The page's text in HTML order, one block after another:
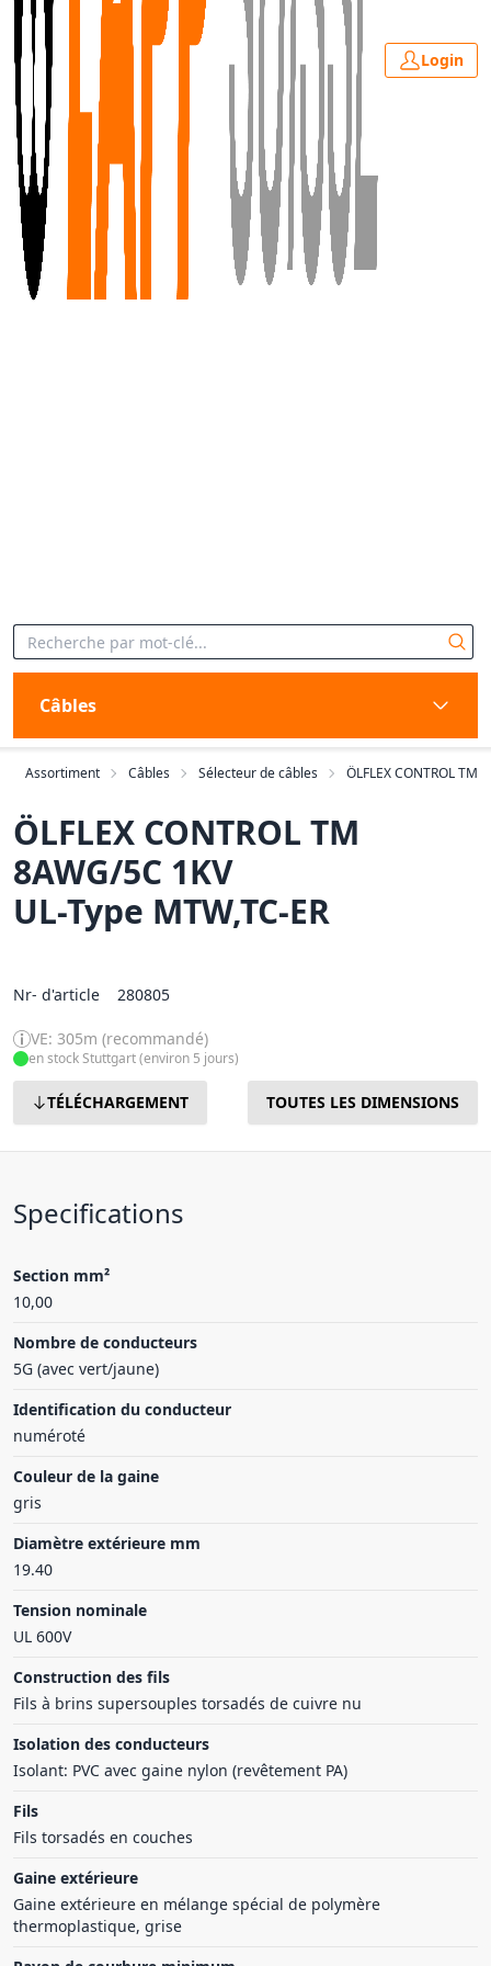
Login
Câbles
Assortiment Câbles Sélecteur de câbles ÖLFLEX CONTROL TM
ÖLFLEX CONTROL TM
8AWG/5C 1KV
UL-Type MTW,TC-ER
Nr- d'article 280805
VE: 305m (recommandé)
en stock Stuttgart (environ 5 jours)
TÉLÉCHARGEMENT TOUTES LES DIMENSIONS
Specifications
Section mm²
10,00
Nombre de conducteurs
5G (avec vert/jaune)
Identification du conducteur
numéroté
Couleur de la gaine
gris
Diamètre extérieure mm
19.40
Tension nominale
UL 600V
Construction des fils
Fils à brins supersouples torsadés de cuivre nu
Isolation des conducteurs
Isolant: PVC avec gaine nylon (revêtement PA)
Fils
Fils torsadés en couches
Gaine extérieure
Gaine extérieure en mélange spécial de polymère
thermoplastique, grise